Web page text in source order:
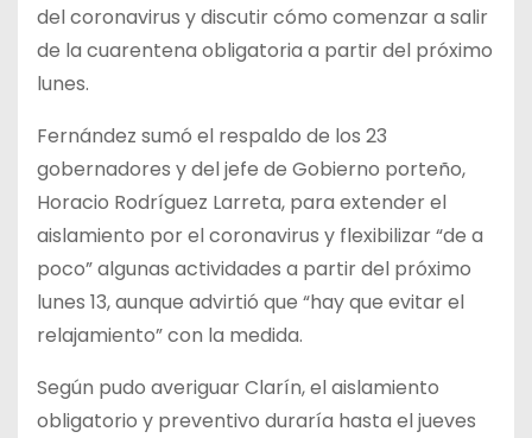
del coronavirus y discutir cómo comenzar a salir
de la cuarentena obligatoria a partir del próximo
lunes.
Fernández sumó el respaldo de los 23
gobernadores y del jefe de Gobierno porteño,
Horacio Rodríguez Larreta, para extender el
aislamiento por el coronavirus y flexibilizar “de a
poco” algunas actividades a partir del próximo
lunes 13, aunque advirtió que “hay que evitar el
relajamiento” con la medida.
Según pudo averiguar Clarín, el aislamiento
obligatorio y preventivo duraría hasta el jueves